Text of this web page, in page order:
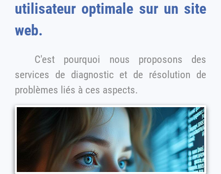
utilisateur optimale sur un site
web.
C'est pourquoi nous proposons des
services de diagnostic et de résolution de
problèmes liés à ces aspects.